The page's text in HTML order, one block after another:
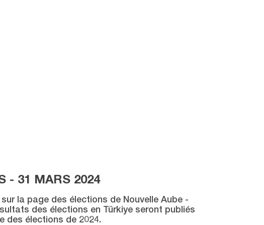
- 31 MARS 2024
la page des élections de Nouvelle Aube -
des élections en Türkiye seront publiés
des élections de 2024.